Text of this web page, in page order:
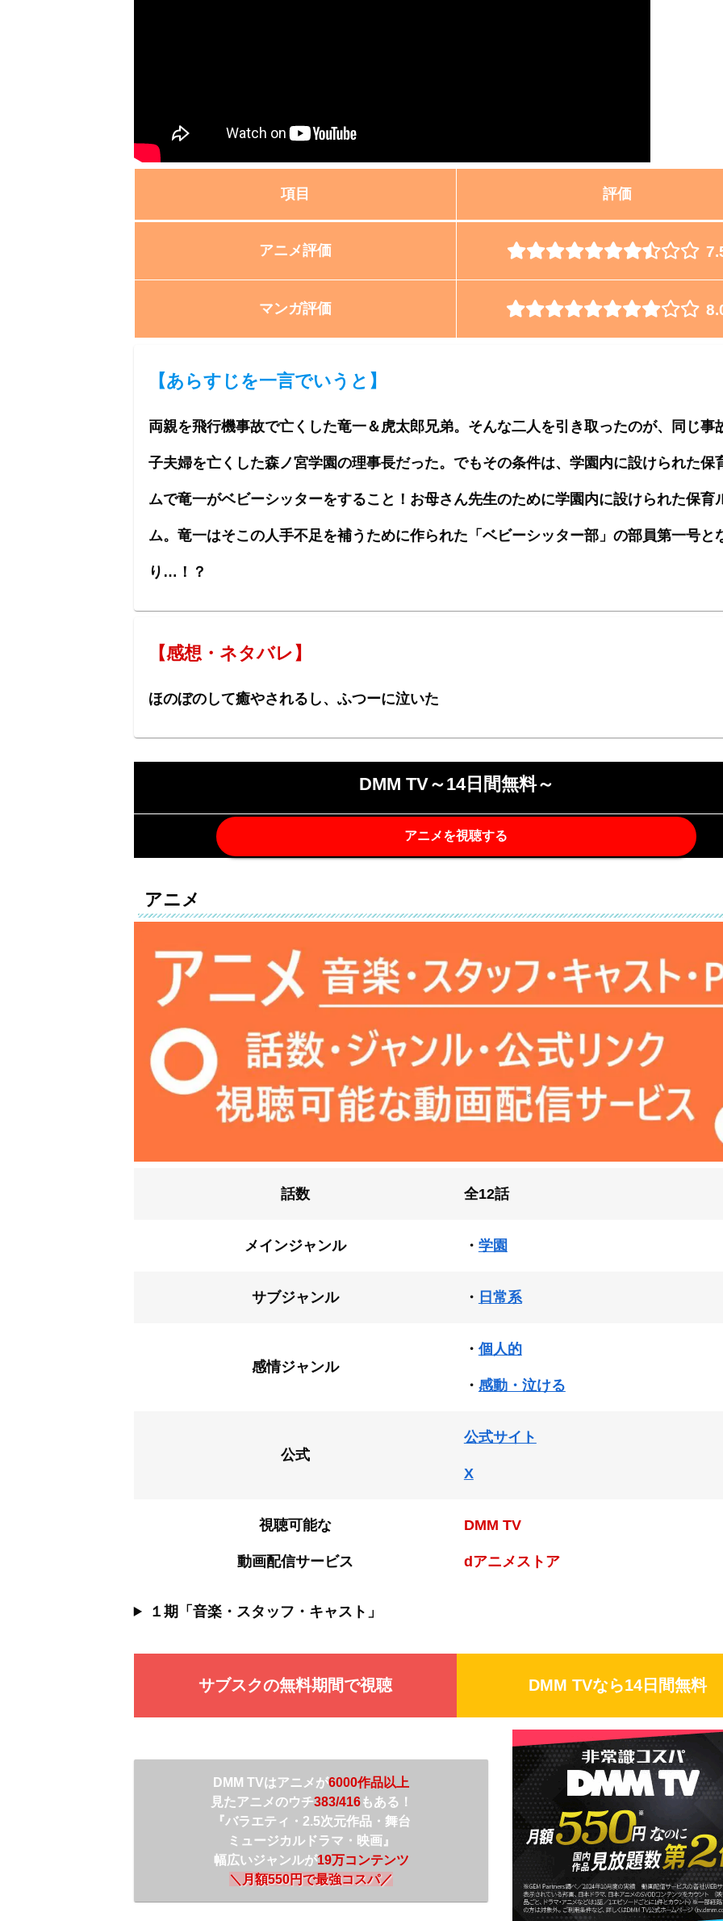
項目 評価
アニメ評価
マンガ評価
【あらすじを一言でいうと 】
両親を飛行機事故で亡くした竜一＆虎太郎兄弟。そんな二人を引き取ったのが、同じ事
子夫婦を亡くした森ノ宮学園の理事長だった。でもその条件は、学園内に設けられた保
ムで竜一がベビーシッターをすること！お母さん先生のために学園内に設けられた保育
ム。竜一はそこの人手不足を補うために作られた「ベビーシッター部」の部員第一号と
り…！？
【感想・ネタバレ】
ほのぼのして癒やされるし、ふつーに泣いた
DMM TV～14日間無料～
アニメを視聴する
アニメ
話数 全12話
メインジャンル ・ 学園
サブジャンル ・ 日常系
感情ジャンル
・ 個人的
・ 感動・泣ける
公式
公式サイト
X
視聴可能な
動画配信サービス
DMM TV
dアニメストア
１期「音楽・スタッフ・キャスト」
サブスクの無料期間で視聴 DMM TVなら14日間無料
DMM TVはアニメが6000作品以上
見たアニメのウチ383/416もある！
『バラエティ・2.5次元作品・舞台
ミュージカルドラマ・映画』
幅広いジャンルが19万コンテンツ
＼ 月額550円で最強コスパ／